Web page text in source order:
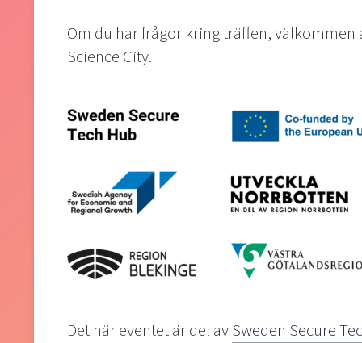
Om du har frågor kring träffen,
Science City.
Det här eventet är del avSweden Secure